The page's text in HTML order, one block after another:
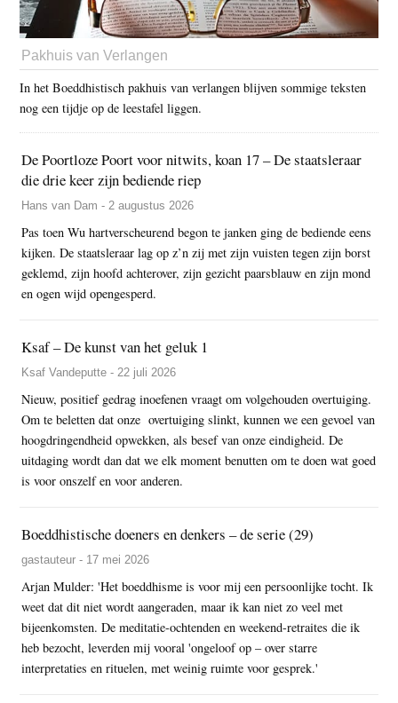
Pakhuis van Verlangen
In het Boeddhistisch pakhuis van verlangen blijven sommige teksten
nog een tijdje op de leestafel liggen.
De Poortloze Poort voor nitwits, koan 17 – De staatsleraar
die drie keer zijn bediende riep
Hans van Dam - 2 augustus 2026
Pas toen Wu hartverscheurend begon te janken ging de bediende eens
kijken. De staatsleraar lag op z’n zij met zijn vuisten tegen zijn borst
geklemd, zijn hoofd achterover, zijn gezicht paarsblauw en zijn mond
en ogen wijd opengesperd.
Ksaf – De kunst van het geluk 1
Ksaf Vandeputte - 22 juli 2026
Nieuw, positief gedrag inoefenen vraagt om volgehouden overtuiging.
Om te beletten dat onze overtuiging slinkt, kunnen we een gevoel van
hoogdringendheid opwekken, als besef van onze eindigheid. De
uitdaging wordt dan dat we elk moment benutten om te doen wat goed
is voor onszelf en voor anderen.
Boeddhistische doeners en denkers – de serie (29)
gastauteur - 17 mei 2026
Arjan Mulder: 'Het boeddhisme is voor mij een persoonlijke tocht. Ik
weet dat dit niet wordt aangeraden, maar ik kan niet zo veel met
bijeenkomsten. De meditatie-ochtenden en weekend-retraites die ik
heb bezocht, leverden mij vooral 'ongeloof op – over starre
interpretaties en rituelen, met weinig ruimte voor gesprek.'